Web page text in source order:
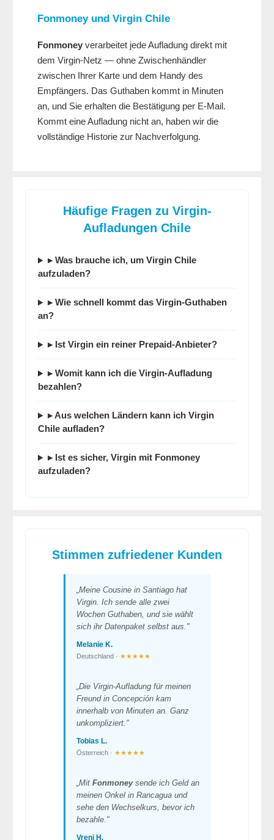
Fonmoneyund Virgin Chile
Fonmoney verarbeitet jede Aufladung direkt mit
dem Virgin-Netz — ohne Zwischenhändler
zwischen Ihrer Karte und dem Handy des
Empfängers. Das Guthaben kommt in Minuten
an, und Sie erhalten die Bestätigung per E-Mail.
Kommt eine Aufladung nicht an, haben wir die
vollständige Historie zur Nachverfolgung.
Häufige Fragen zu Virgin-
Aufladungen Chile
▸ Was brauche ich, um Virgin Chile
aufzuladen?
▸ Wie schnell kommt das Virgin-Guthaben
an?
▸ Ist Virgin ein reiner Prepaid-Anbieter?
▸ Womit kann ich die Virgin-Aufladung
bezahlen?
▸ Aus welchen Ländern kann ich Virgin
Chile aufladen?
▸ Ist es sicher, Virgin mit Fonmoney
aufzuladen?
Stimmen zufriedener Kunden
„Meine Cousine in Santiago hat
Virgin. Ich sende alle zwei
Wochen Guthaben, und sie wählt
sich ihr Datenpaket selbst aus."
Melanie K.
Deutschland · ★★★★★
„Die Virgin-Aufladung für meinen
Freund in Concepción kam
innerhalb von Minuten an. Ganz
unkompliziert."
Tobias L.
Österreich · ★★★★★
„Mit Fonmoneysende ich Geld an
meinen Onkel in Rancagua und
sehe den Wechselkurs, bevor ich
bezahle."
Vreni H.